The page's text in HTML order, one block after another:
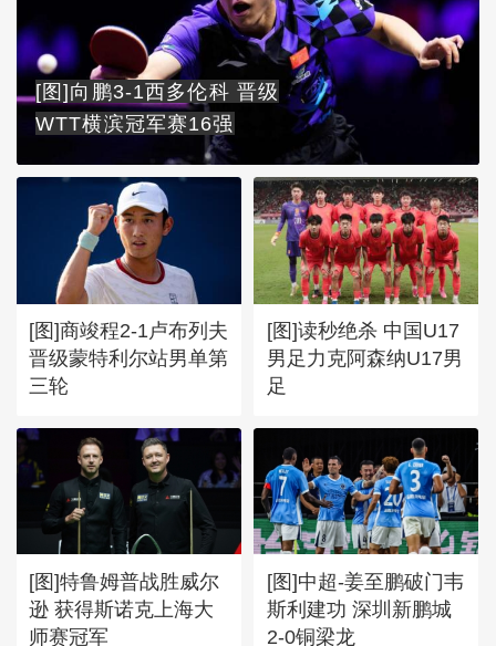
[图]向鹏3-1西多伦科 晋级
WTT横滨冠军赛16强
[图]商竣程2-1卢布列夫
晋级蒙特利尔站男单第
三轮
[图]读秒绝杀 中国U17
男足力克阿森纳U17男
足
[图]特鲁姆普战胜威尔
逊 获得斯诺克上海大
师赛冠军
[图]中超-姜至鹏破门韦
斯利建功 深圳新鹏城
2-0铜梁龙